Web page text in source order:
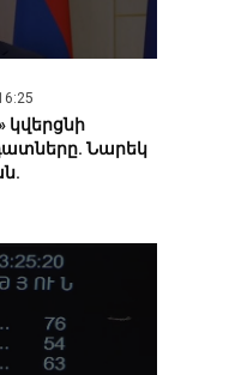
կվերցնի
Նարեկ